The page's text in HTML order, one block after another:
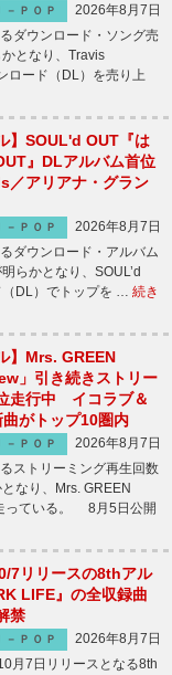
－ＰＯＰ
2026年8月7日
ダウンロード・ソング売
となり、Travis
ロード（DL）を売り上
】SOUL'd OUT『は
』DLアルバム首位
アリアナ・グラン
－ＰＯＰ
2026年8月7日
ダウンロード・アルバム
らかとなり、SOUL’d
（DL）でトップを … 続き
】Mrs. GREEN
」引き続きストリー
走行中 イコラブ＆
がトップ10圏内
－ＰＯＰ
2026年8月7日
ストリーミング再生回数
なり、Mrs. GREEN
っている。 8月5日公開
7リリースの8thアル
LIFE』の全収録曲
禁
－ＰＯＰ
2026年8月7日
月7日リリースとなる8th